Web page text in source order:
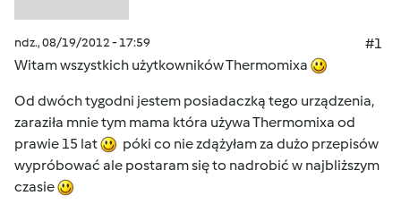
ndz., 08/19/2012 - 17:59
#1
Witam wszystkich użytkowników Thermomixa
Od dwóch tygodni jestem posiadaczką tego urządzenia,
zaraziła mnie tym mama która używa Thermomixa od
prawie 15 lat
póki co nie zdążyłam za dużo przepisów
wypróbować ale postaram się to nadrobić w najbliższym
czasie